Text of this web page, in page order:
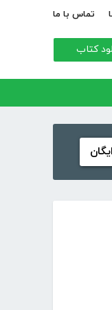
تماس با ما
کتاب